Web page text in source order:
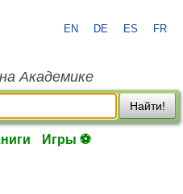
EN DE ES FR
Академике
Найти!
Игры ⚽